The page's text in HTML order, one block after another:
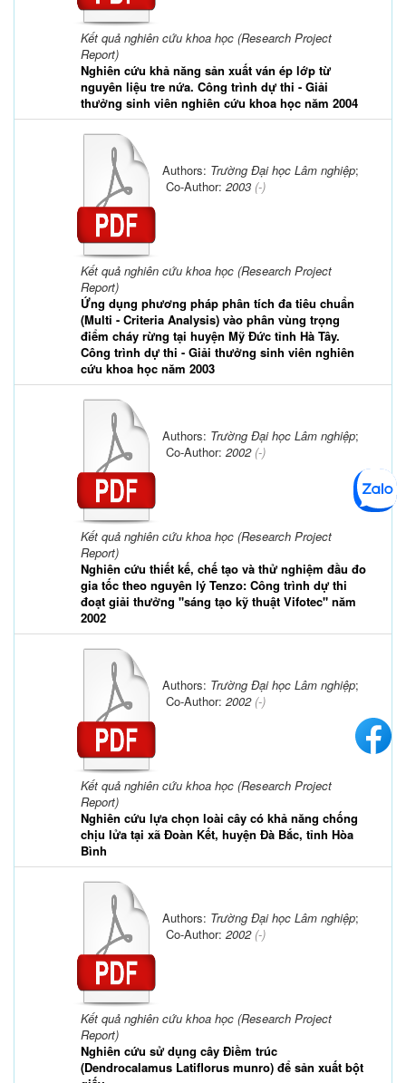
Kết quả nghiên cứu khoa học (Research Project
Report)
Nghiên cứu khả năng sản xuất ván ép lớp từ
nguyên liệu tre nứa. Công trình dự thi - Giải
thưởng sinh viên nghiên cứu khoa học năm 2004
Kết quả nghiên cứu khoa học (Research Project
Report)
Ứng dụng phương pháp phân tích đa tiêu chuẩn
(Multi - Criteria Analysis) vào phân vùng trọng
điểm cháy rừng tại huyện Mỹ Đức tỉnh Hà Tây.
Công trình dự thi - Giải thưởng sinh viên nghiên
cứu khoa học năm 2003
Authors: Trường Đại học Lâm nghiệp;
Co-Author: 2003 (-)
Kết quả nghiên cứu khoa học (Research Project
Report)
Nghiên cứu thiết kế, chế tạo và thử nghiệm đầu đo
gia tốc theo nguyên lý Tenzo: Công trình dự thi
đoạt giải thưởng "sáng tạo kỹ thuật Vifotec" năm
2002
Authors: Trường Đại học Lâm nghiệp;
Co-Author: 2002(-)
Kết quả nghiên cứu khoa học (Research Project
Report)
Nghiên cứu lựa chọn loài cây có khả năng chống
chịu lửa tại xã Đoàn Kết, huyện Đà Bắc, tỉnh Hòa
Bình
Authors: Trường Đại học Lâm nghiệp;
Co-Author: 2002(-)
Kết quả nghiên cứu khoa học (Research Project
Report)
Nghiên cứu sử dụng cây Điềm trúc
(Dendrocalamus Latiflorus munro) để sản xuất bột
Authors: Trường Đại học Lâm nghiệp;
Co-Author: 2002(-)